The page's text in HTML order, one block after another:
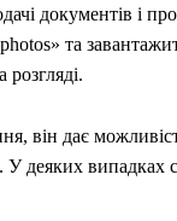
документів і
та
він дає
деяких випадках